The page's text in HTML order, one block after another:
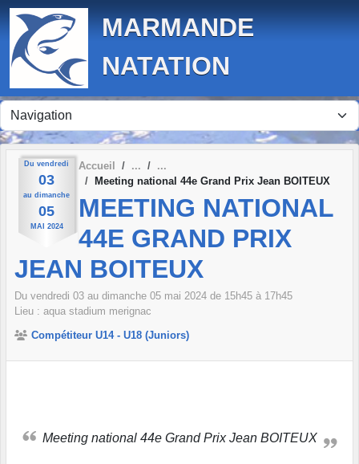
MARMANDE
NATATION
Du vendredi
03
au dimanche
05
MAI 2024
Accueil
Meeting national 44e Grand Prix Jean BOITEUX
MEETING NATIONAL
44E GRAND PRIX
JEAN BOITEUX
Du vendredi 03 au dimanche 05 mai 2024 de 15h45 à 17h45
Lieu : aqua stadium merignac
Compétiteur U14 - U18 (Juniors)
Meeting national 44e Grand Prix Jean BOITEUX
Panneau de gestion des cookies